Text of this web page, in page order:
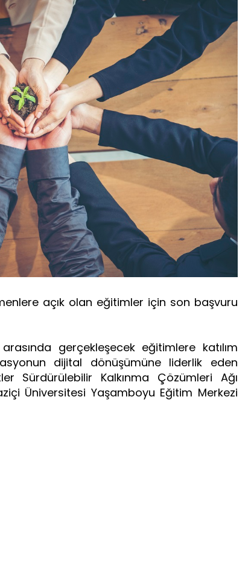
açık olan eğitimler için son başvuru
gerçekleşecek eğitimlere katılım
dijital dönüşümüne liderlik eden
Sürdürülebilir Kalkınma Çözümleri Ağı
Üniversitesi Yaşamboyu Eğitim Merkezi